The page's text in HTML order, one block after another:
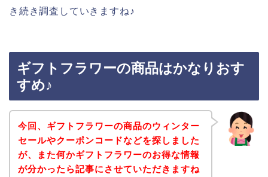
き続き調査していきますね♪
ギフトフラワーの商品はかなりおす
すめ♪
今回、ギフトフラワーの商品のウィンター
セールやクーポンコードなどを探しました
が、また何かギフトフラワーのお得な情報
が分かったら記事にさせていただきますね